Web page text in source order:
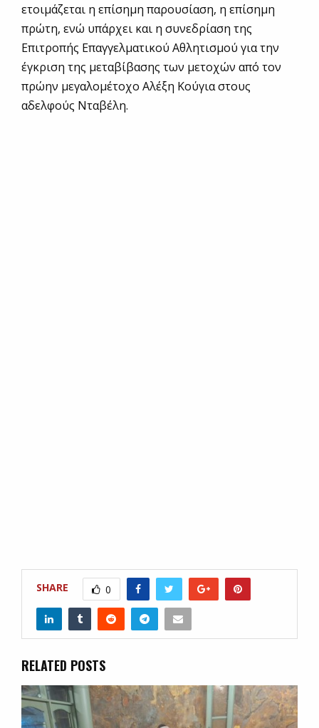
ετοιμάζεται η επίσημη παρουσίαση, η επίσημη
πρώτη, ενώ υπάρχει και η συνεδρίαση της
Επιτροπής Επαγγελματικού Αθλητισμού για την
έγκριση της μεταβίβασης των μετοχών από τον
πρώην μεγαλομέτοχο Αλέξη Κούγια στους
αδελφούς Νταβέλη.
SHARE 0
RELATED POSTS